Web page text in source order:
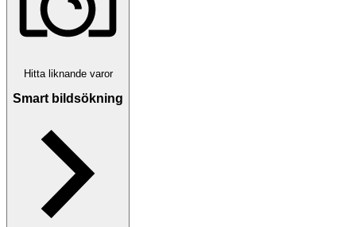
Hitta liknande varor
Smart bildsökning